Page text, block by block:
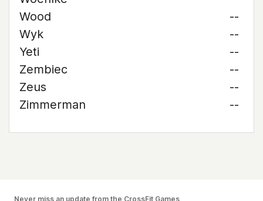
Wood
--
Wyk
--
Yeti
--
Zembiec
--
Zeus
--
Zimmerman
--
Never miss an update from the CrossFit Games